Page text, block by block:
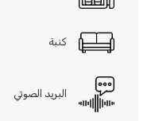
كنبة
البريد الصوتي